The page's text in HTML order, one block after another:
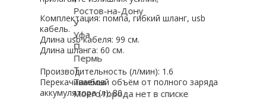
Комплектация:помпа, гибкий шланг,usb
кабель.
Длина usb кабеля: 99 см.
Длина шланга: 60 см.
Производительность (л/мин): 1.6
Перекачиваемый объём от полного заряда
аккумулятора (л): 80
Ростов-на-Дону
У
Уфа
П
Пермь
Т
Тамбов
Моего города нет в списке